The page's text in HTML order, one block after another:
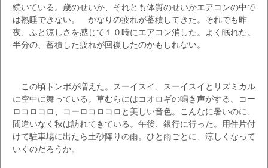
続いている。歳のせいか、それとも体質のせいかエアコンの中で
は熟睡できない。 かなりの疲れが蓄積してきた。それでも昨
夜、ふと涼しさを感じて１０時にエアコン消した。よく眠れた。
半分の、蓄積した疲れが回復したのかもしれない。
この頃トンボが増えた。スーイスイ、スーイスイとリズミカル
に空中に舞っている。草むらにはコオロギの鳴き声がする。コー
ロコロコロ、コーロコロコロと美しい音色。こんなに暑いのに、
間違いなく秋は訪れてきている。午後、銀行に行った。用件片付
けて駐車場に出たら土砂降りの雨。ひと雨ごとに、涼しくなって
いくのだろうか。